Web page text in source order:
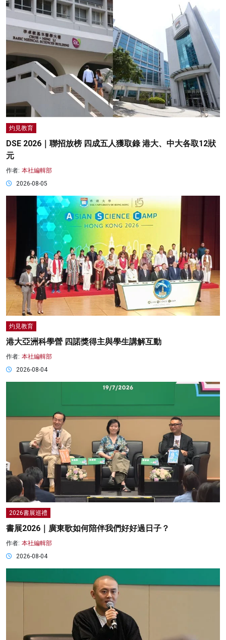
灼見教育
DSE 2026｜聯招放榜 四成五人獲取錄 港大、中大各取12狀
元
作者: 本社編輯部
2026-08-05
灼見教育
港大亞洲科學營 四諾獎得主與學生講解互動
作者: 本社編輯部
2026-08-04
2026書展巡禮
書展2026｜廣東歌如何陪伴我們好好過日子？
作者: 本社編輯部
2026-08-04